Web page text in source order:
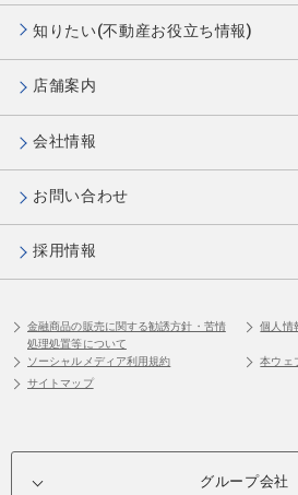
知りたい(不動産お役立ち情報)
店舗案内
会社情報
お問い合わせ
採用情報
金融商品の販売に関する勧誘方針・苦情
処理処置等について
個人情
ソーシャルメディア利用規約
本ウェ
サイトマップ
グループ会社